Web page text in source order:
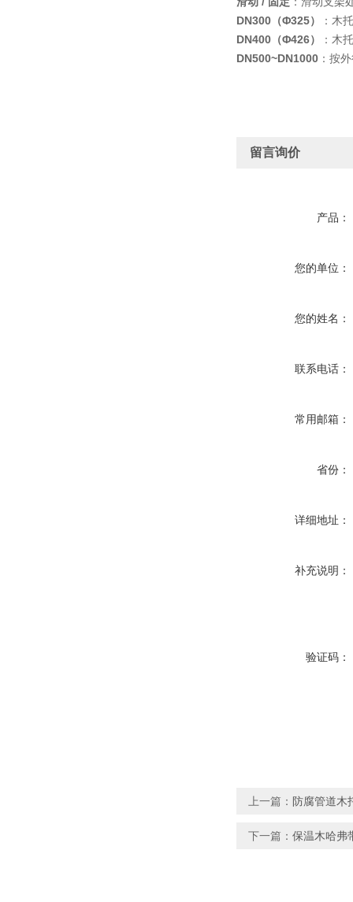
DN300（Φ325）
：木
DN400（Φ426）
：木
DN500~DN1000 ：按
留言询价
产品：
您的单位：
您的姓名：
联系电话：
常用邮箱：
省份：
详细地址：
补充说明：
验证码：
上一篇： 防腐管道木
下一篇： 保温木哈弗